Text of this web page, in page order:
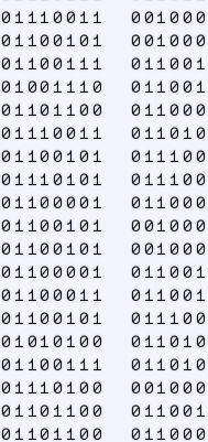
01110011
01100101
01100111
01001110
01101100
01110011
01100101
01110101
01100001
01100101
01100101
01100001
01100011
01100101
01010100
01100111
01110100
01101100
01101100